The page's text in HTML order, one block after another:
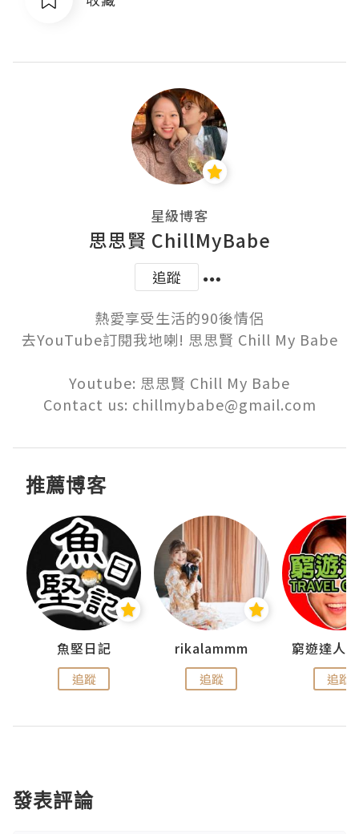
星級博客
思思賢 ChillMyBabe
追蹤
熱愛享受生活的90後情侶
去YouTube訂閱我地喇! 思思賢 Chill My Babe
Youtube: 思思賢 Chill My Babe
Contact us: chillmybabe@gmail.com
推薦博客
魚堅日記
追蹤
rikalammm
追蹤 追蹤
發表評論